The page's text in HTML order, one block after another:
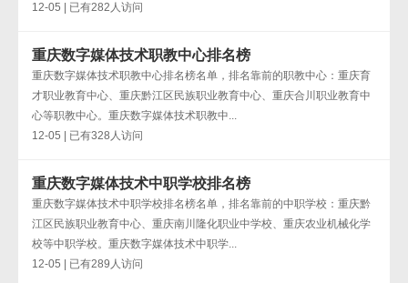
12-05 | 已有282人访问
重庆数字媒体技术职教中心排名榜
重庆数字媒体技术职教中心排名榜名单，排名靠前的职教中心：重庆育
才职业教育中心、重庆黔江区民族职业教育中心、重庆合川职业教育中
心等职教中心。重庆数字媒体技术职教中...
12-05 | 已有328人访问
重庆数字媒体技术中职学校排名榜
重庆数字媒体技术中职学校排名榜名单，排名靠前的中职学校：重庆黔
江区民族职业教育中心、重庆南川隆化职业中学校、重庆农业机械化学
校等中职学校。重庆数字媒体技术中职学...
12-05 | 已有289人访问